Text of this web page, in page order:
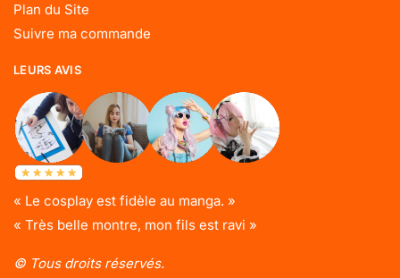
Plan du Site
Suivre ma commande
LEURS AVIS
« Le cosplay est fidèle au manga. »
« Très belle montre, mon fils est ravi »
© Tous droits réservés.